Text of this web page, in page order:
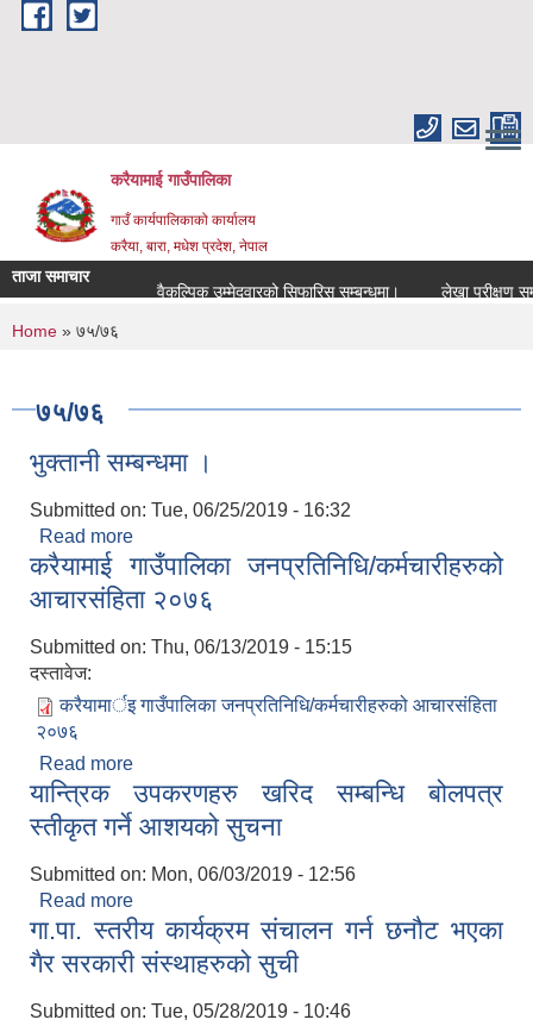
Skip to main content
करैयामाई गाउँपालिका
गाउँ कार्यपालिकाको कार्यालय
करैया, बारा, मधेश प्रदेश, नेपाल
ताजा समाचार
वैकल्पिक उम्मेदवारको सिफारिस सम्बन्धमा।
लेखा परीक्षण
You are here
Home » ७५/७६
७५/७६
भुक्तानी सम्बन्धमा ।
Submitted on: Tue, 06/25/2019 - 16:32
Read more
करैयामाई गाउँपालिका जनप्रतिनिधि/कर्मचारीहरुको
आचारसंहिता २०७६
Submitted on: Thu, 06/13/2019 - 15:15
दस्तावेज:
करैयामार्इ गाउँपालिका जनप्रतिनिधि/कर्मचारीहरुको आचारसंहिता
२०७६
Read more
आचारसंहिता २०७६
यान्त्रिक उपकरणहरु खरिद सम्बन्धि बोलपत्र
स्तीकृत गर्ने आशयको सुचना
Submitted on: Mon, 06/03/2019 - 12:56
Read more
स्तीकृत गर्ने आशयको सुचना
गा.पा. स्तरीय कार्यक्रम संचालन गर्न छनौट भएका
गैर सरकारी स‌ंस्थाहरुको सुची
Submitted on: Tue, 05/28/2019 - 10:46